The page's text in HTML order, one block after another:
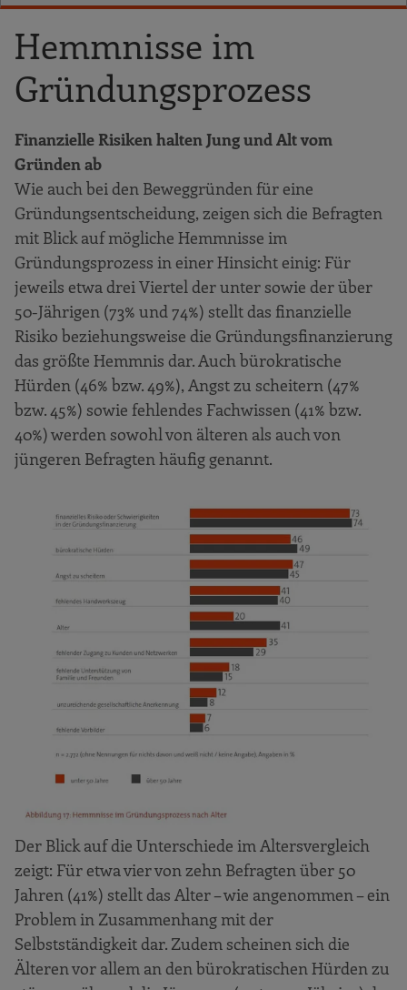
Wahrnehmung von
Unterstützungsangeboten
Beweggründe für die eigene
Selbstständigkeit
Zufriedenheit mit der eigenen
Gründungsentscheidung
Schlussfolgerungen
Hemmnisse im
Gründungsprozess
Finanzielle Risiken halten Jung und Alt vom
Gründen ab
Wie auch bei den Beweggründen für eine
Gründungsentscheidung, zeigen sich die Befragten
mit Blick auf mögliche Hemmnisse im
Gründungsprozess in einer Hinsicht einig: Für
jeweils etwa drei Viertel der unter sowie der über
50-Jährigen (73% und 74%) stellt das finanzielle
Risiko beziehungsweise die Gründungsfinanzierung
das größte Hemmnis dar. Auch bürokratische
Hürden (46% bzw. 49%), Angst zu scheitern (47%
bzw. 45%) sowie fehlendes Fachwissen (41% bzw.
40%) werden sowohl von älteren als auch von
jüngeren Befragten häufig genannt.
Der Blick auf die Unterschiede im Altersvergleich
zeigt: Für etwa vier von zehn Befragten über 50
Jahren (41%) stellt das Alter – wie angenommen – ein
Problem in Zusammenhang mit der
Selbstständigkeit dar. Zudem scheinen sich die
Älteren vor allem an den bürokratischen Hürden zu